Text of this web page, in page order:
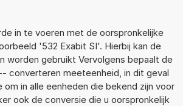
in te voeren met de oorspronkelijke
'532 Exabit SI'. Hierbij kan de
worden gebruikt Vervolgens bepaalt de
converteren meeteenheid, in dit geval
in alle eenheden die bekend zijn voor
ook de conversie die u oorspronkelijk